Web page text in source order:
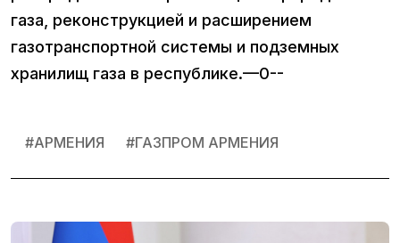
газа, реконструкцией и расширением
газотранспортной системы и подземных
хранилищ газа в республике.—0--
#АРМЕНИЯ #ГАЗПРОМ АРМЕНИЯ